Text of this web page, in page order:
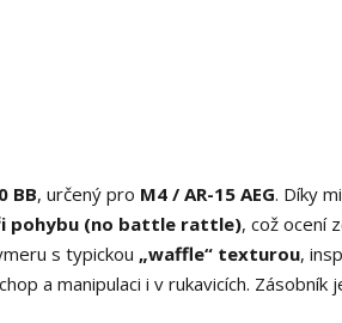
BB, určený pro M4 / AR-15 AEG. Díky
pohybu (no battle rattle), což ocení
s typickou „waffle“ texturou,
a manipulaci i v rukavicích. Zásobník